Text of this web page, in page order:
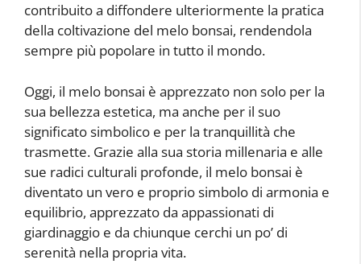
contribuito a diffondere ulteriormente la pratica
della coltivazione del melo bonsai, rendendola
sempre più popolare in tutto il mondo.
Oggi, il melo bonsai è apprezzato non solo per la
sua bellezza estetica, ma anche per il suo
significato simbolico e per la tranquillità che
trasmette. Grazie alla sua storia millenaria e alle
sue radici culturali profonde, il melo bonsai è
diventato un vero e proprio simbolo di armonia e
equilibrio, apprezzato da appassionati di
giardinaggio e da chiunque cerchi un po’ di
serenità nella propria vita.